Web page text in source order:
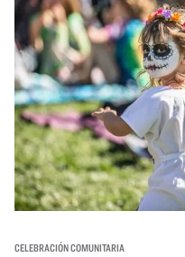
CELEBRACIÓN COMUNITARIA